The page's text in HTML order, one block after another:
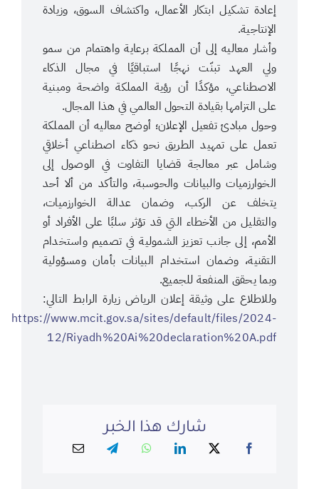
إعادة تشكيل ابتكار الأعمال، واكتشاف السوق، وزيادة
الإنتاجية.
وأشار معاليه إلى أن المملكة برعاية واهتمام من سمو
ولي العهد تبنّت نهجًا استباقيًا في مجال الذكاء
الاصطناعي، مؤكدًا أن رؤية المملكة واضحة ومبنية
على التزامها بقيادة التحول العالمي في هذا المجال.
وحول مبادئ تفعيل الإعلان؛ أوضح معاليه أن المملكة
تعمل على تمهيد الطريق نحو ذكاء اصطناعي أخلاقي
وشامل عبر معالجة قضايا التفاوت في الوصول إلى
الخوارزميات والبيانات والحوسبة، والتأكد من ألا أحد
يتخلف عن الركب، وضمان عدالة الخوارزميات،
والتقليل من الأخطاء التي قد تؤثر سلبًا على الأفراد أو
الأمم، إلى جانب تعزيز الشمولية في تصميم واستخدام
التقنية، وضمان استخدام البيانات بأمان ومسؤولية
وبما يحقق المنفعة للجميع.
وللاطلاع على وثيقة إعلان الرياض زيارة الرابط التالي:
https://www.mcit.gov.sa/sites/default/files/2024-
12/Riyadh%20Ai%20declaration%20A.pdf
شارك هذا الخبر